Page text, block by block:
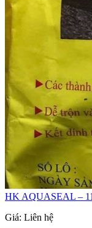
HK AQUASEAL –
Giá: Liên hệ